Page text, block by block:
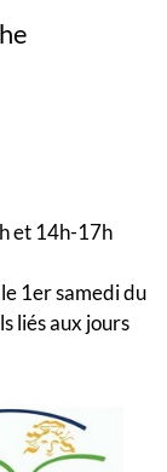
et 14h-17h
1er samedi du
liés aux jours